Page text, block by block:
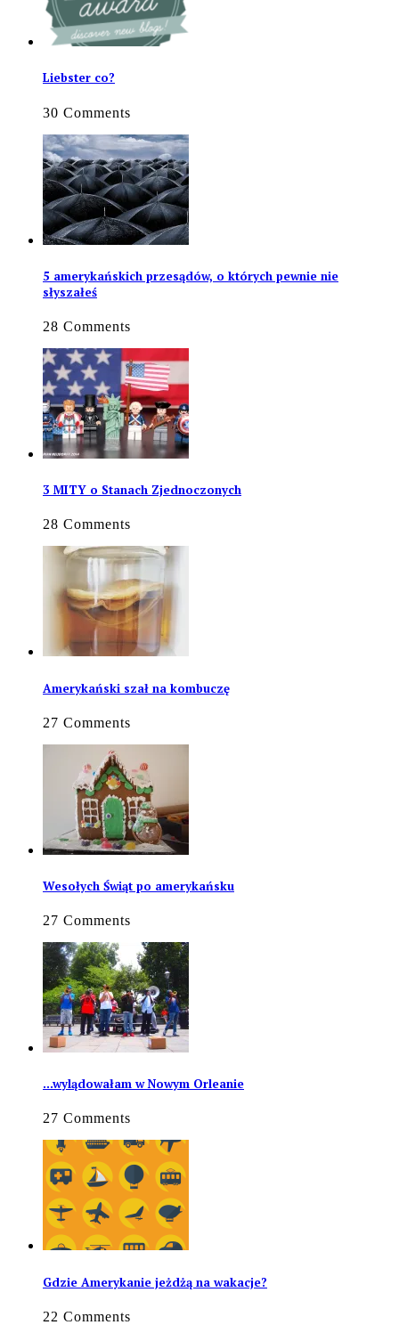
Liebster co?
30 Comments
5 amerykańskich przesądów, o których pewnie nie
słyszałeś
28 Comments
3 MITY o Stanach Zjednoczonych
28 Comments
Amerykański szał na kombuczę
27 Comments
Wesołych Świąt po amerykańsku
27 Comments
…wylądowałam w Nowym Orleanie
27 Comments
Gdzie Amerykanie jeżdżą na wakacje?
22 Comments